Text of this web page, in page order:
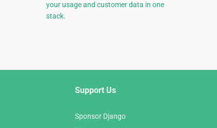
your usage and customer data in one
stack.
Support Us
Sponsor Django